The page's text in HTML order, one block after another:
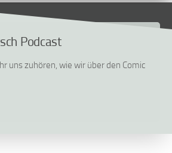
Podcast
uns zuhören, wie wir über den Comic